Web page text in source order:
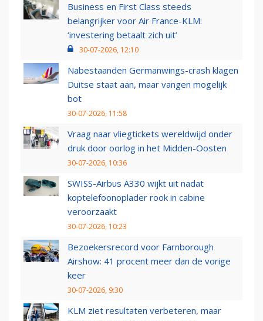
Business en First Class steeds
belangrijker voor Air France-KLM:
‘investering betaalt zich uit’
30-07-2026, 12:10
Nabestaanden Germanwings-crash klagen
Duitse staat aan, maar vangen mogelijk
bot
30-07-2026, 11:58
Vraag naar vliegtickets wereldwijd onder
druk door oorlog in het Midden-Oosten
30-07-2026, 10:36
SWISS-Airbus A330 wijkt uit nadat
koptelefoonoplader rook in cabine
veroorzaakt
30-07-2026, 10:23
Bezoekersrecord voor Farnborough
Airshow: 41 procent meer dan de vorige
keer
30-07-2026, 9:30
KLM ziet resultaten verbeteren, maar